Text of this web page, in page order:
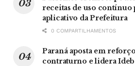
receitas de uso contínuo
aplicativo da Prefeitura
0 COMPARTILHAMENTOS
Paraná aposta em
contraturno e lidera Ideb